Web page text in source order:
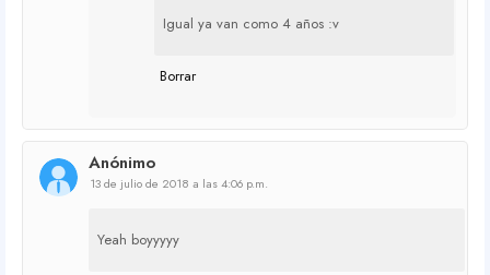
Igual ya van como 4 años :v
Borrar
Anónimo
13 de julio de 2018 a las 4:06 p.m.
Yeah boyyyyy